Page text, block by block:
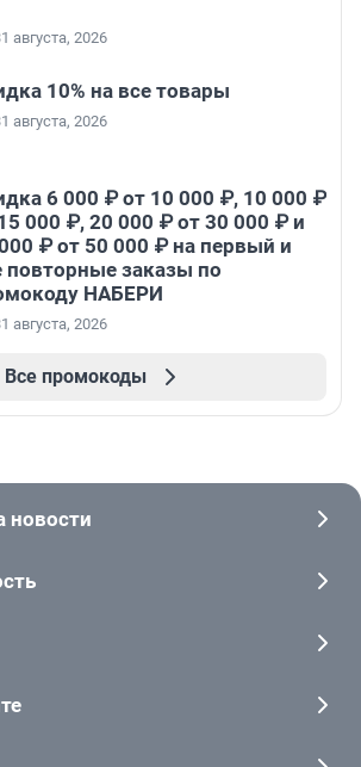
августа, 2026
10% на все товары
августа, 2026
6 000 ₽ от 10 000 ₽, 10 000 ₽
000 ₽, 20 000 ₽ от 30 000 ₽ и
₽ от 50 000 ₽ на первый и
повторные заказы по
НАБЕРИ
августа, 2026
Все промокоды
новости